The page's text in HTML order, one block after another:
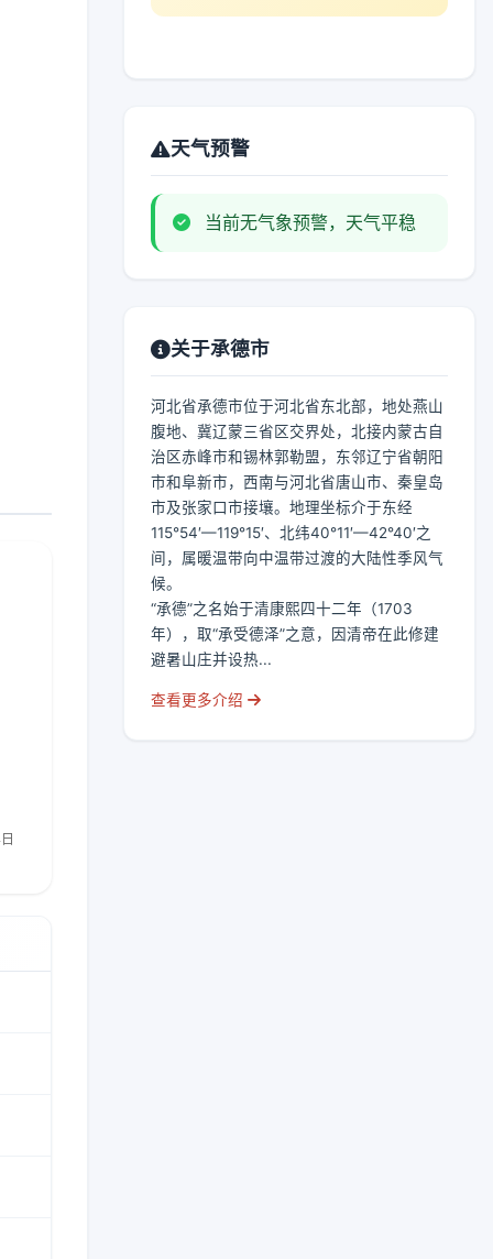
天气预警
当前无气象预警，天气平稳
关于承德市
河北省承德市位于河北省东北部，地处燕山
腹地、冀辽蒙三省区交界处，北接内蒙古自
治区赤峰市和锡林郭勒盟，东邻辽宁省朝阳
市和阜新市，西南与河北省唐山市、秦皇岛
市及张家口市接壤。地理坐标介于东经
115°54′—119°15′、北纬40°11′—42°40′之
间，属暖温带向中温带过渡的大陆性季风气
候。
“承德”之名始于清康熙四十二年（1703
年），取“承受德泽”之意，因清帝在此修建
避暑山庄并设热...
查看更多介绍